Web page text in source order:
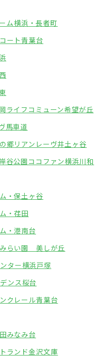
ム横浜・長者町
ート青葉台
ライフコミューン希望が丘
馬車道
郷 リアンレーヴ井土ヶ谷
谷公園ココファン横浜川和
・保土ヶ谷
・荏田
・港南台
みらい園 美しが丘
ター横浜戸塚
ンス桜台
クレール青葉台
みなみ台
ランド金沢文庫